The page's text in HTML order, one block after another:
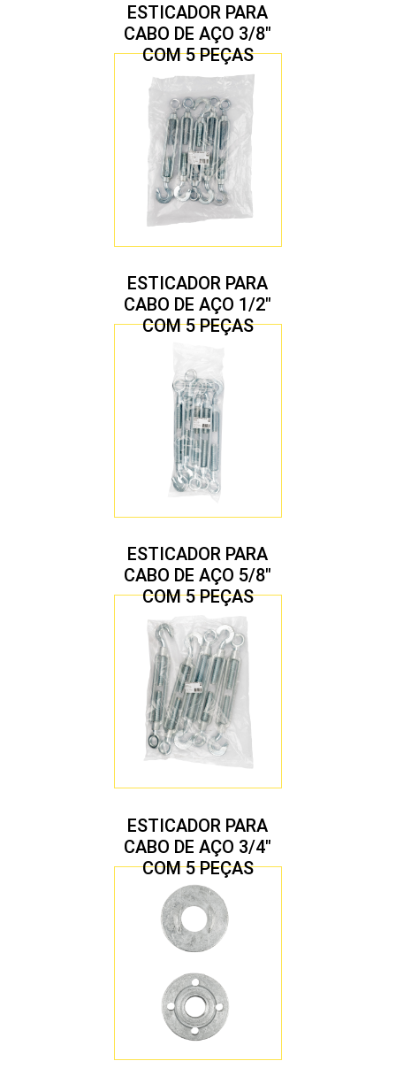
ESTICADOR PARA
CABO DE AÇO 3/8″
COM 5 PEÇAS
ESTICADOR PARA
CABO DE AÇO 1/2″
COM 5 PEÇAS
ESTICADOR PARA
CABO DE AÇO 5/8″
COM 5 PEÇAS
ESTICADOR PARA
CABO DE AÇO 3/4″
COM 5 PEÇAS